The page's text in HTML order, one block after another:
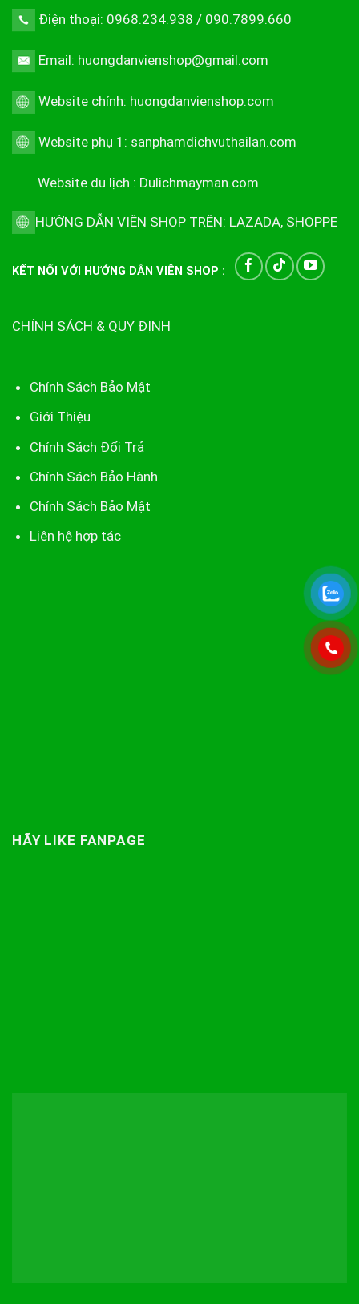
Điện thoại: 0968.234.938 / 090.7899.660
Email: huongdanvienshop@gmail.com
Website chính: huongdanvienshop.com
Website phụ 1: sanphamdichvuthailan.com
Website du lịch : Dulichmayman.com
HƯỚNG DẪN VIÊN SHOP TRÊN: LAZADA, SHOPPE
KẾT NỐI VỚI HƯỚNG DẪN VIÊN SHOP :
CHÍNH SÁCH & QUY ĐỊNH
Chính Sách Bảo Mật
Giới Thiệu
Chính Sách Đổi Trả
Chính Sách Bảo Hành
Chính Sách Bảo Mật
Liên hệ hợp tác
HÃY LIKE FANPAGE